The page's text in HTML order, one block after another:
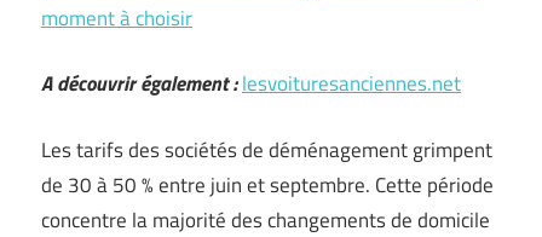
moment à choisir
A découvrir également :lesvoituresanciennes.net
Les tarifs des sociétés de déménagement grimpent
de 30 à 50 % entre juin et septembre. Cette période
concentre la majorité des changements de domicile